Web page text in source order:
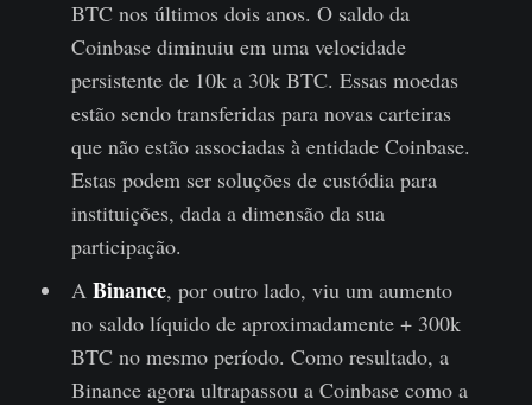
BTC nos últimos dois anos. O saldo da
Coinbase diminuiu em uma velocidade
persistente de 10k a 30k BTC. Essas moedas
estão sendo transferidas para novas carteiras
que não estão associadas à entidade Coinbase.
Estas podem ser soluções de custódia para
instituições, dada a dimensão da sua
participação.
A Binance, por outro lado, viu um aumento
no saldo líquido de aproximadamente + 300k
BTC no mesmo período. Como resultado, a
Binance agora ultrapassou a Coinbase como a